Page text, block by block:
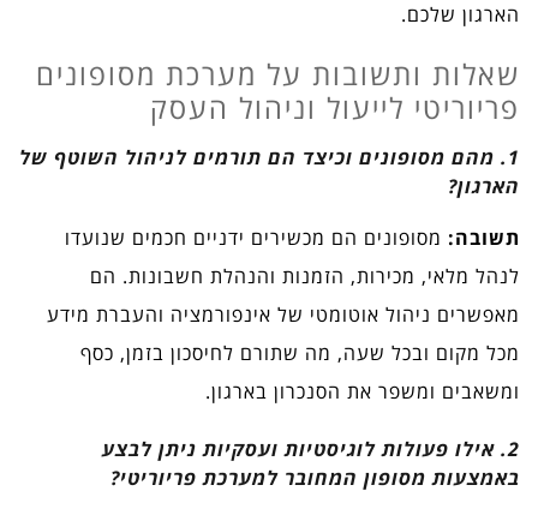
הארגון שלכם.
שאלות ותשובות על מערכת מסופונים
פריוריטי לייעול וניהול העסק
1. מהם מסופונים וכיצד הם תורמים לניהול השוטף של
הארגון?
תשובה: מסופונים הם מכשירים ידניים חכמים שנועדו
לנהל מלאי, מכירות, הזמנות והנהלת חשבונות. הם
מאפשרים ניהול אוטומטי של אינפורמציה והעברת מידע
מכל מקום ובכל שעה, מה שתורם לחיסכון בזמן, כסף
ומשאבים ומשפר את הסנכרון בארגון.
2. אילו פעולות לוגיסטיות ועסקיות ניתן לבצע
באמצעות מסופון המחובר למערכת פריוריטי?